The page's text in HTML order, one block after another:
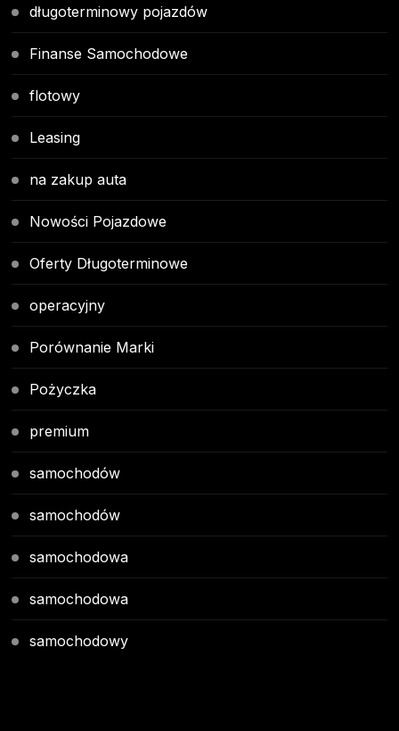
długoterminowy pojazdów
Finanse Samochodowe
flotowy
Leasing
na zakup auta
Nowości Pojazdowe
Oferty Długoterminowe
operacyjny
Porównanie Marki
Pożyczka
premium
samochodów
samochodów
samochodowa
samochodowa
samochodowy